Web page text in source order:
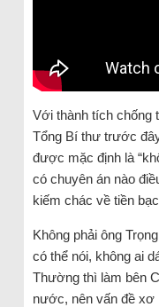
Với thành tích chống
Tổng Bí thư trước
được mặc định là
có chuyên án nào
kiếm chác về tiền
Không phải ông
có thể nói, không ai
Thường thì làm bên
nước, nên vấn đề xơ